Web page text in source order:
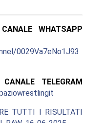
WHATSAPP
0029Va7eNo1J93
TELEGRAM
TUTTI I RISULTATI